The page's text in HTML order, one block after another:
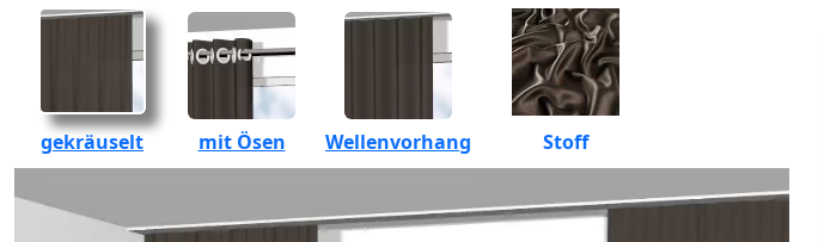
gekräuselt mit Ösen Wellenvorhang Stoff